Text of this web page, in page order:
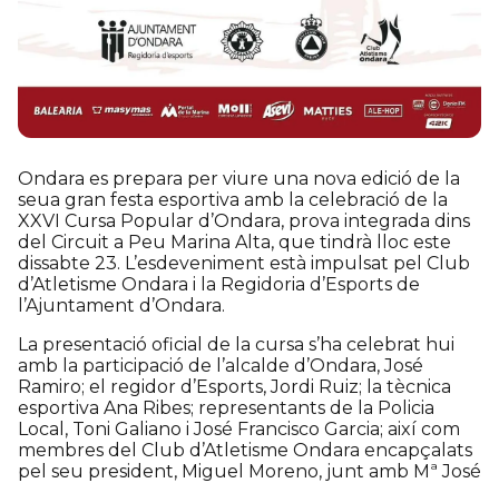
Ondara es prepara per viure una nova edició de la
seua gran festa esportiva amb la celebració de la
XXVI Cursa Popular d’Ondara, prova integrada dins
del Circuit a Peu Marina Alta, que tindrà lloc este
dissabte 23. L’esdeveniment està impulsat pel Club
d’Atletisme Ondara i la Regidoria d’Esports de
l’Ajuntament d’Ondara.
La presentació oficial de la cursa s’ha celebrat hui
amb la participació de l’alcalde d’Ondara, José
Ramiro; el regidor d’Esports, Jordi Ruiz; la tècnica
esportiva Ana Ribes; representants de la Policia
Local, Toni Galiano i José Francisco Garcia; així com
membres del Club d’Atletisme Ondara encapçalats
pel seu president, Miguel Moreno, junt amb Mª José